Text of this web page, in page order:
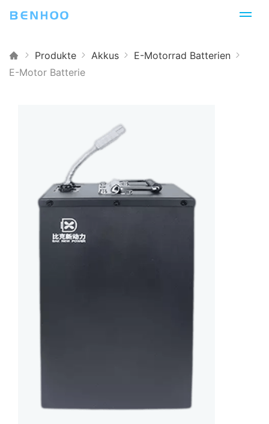
Produkte Akkus
E-Motorrad Batterien
E-Motor Batterie